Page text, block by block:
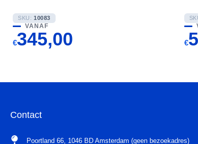
SKU: 10083
VANAF
€345,00 €
Contact
Poortland 66, 1046 BD Amsterdam (geen bezoekadres)